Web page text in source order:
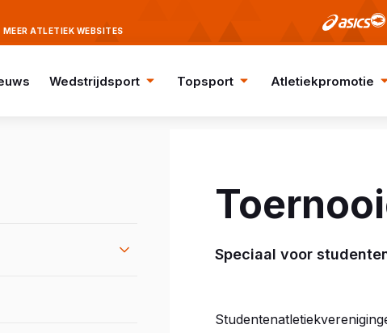
MEER ATLETIEK WEBSITES
Wedstrijdsport Topsport Atletiekpromotie
Speciaal voor